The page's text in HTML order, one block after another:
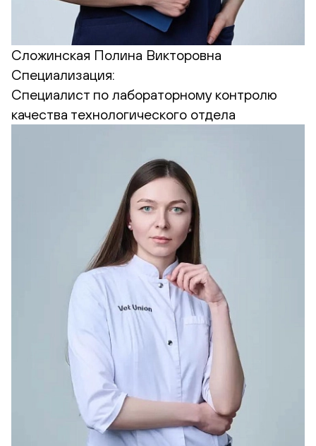
Сложинская Полина Викторовна
Специализация:
Cпециалист по лабораторному контролю
качества технологического отдела